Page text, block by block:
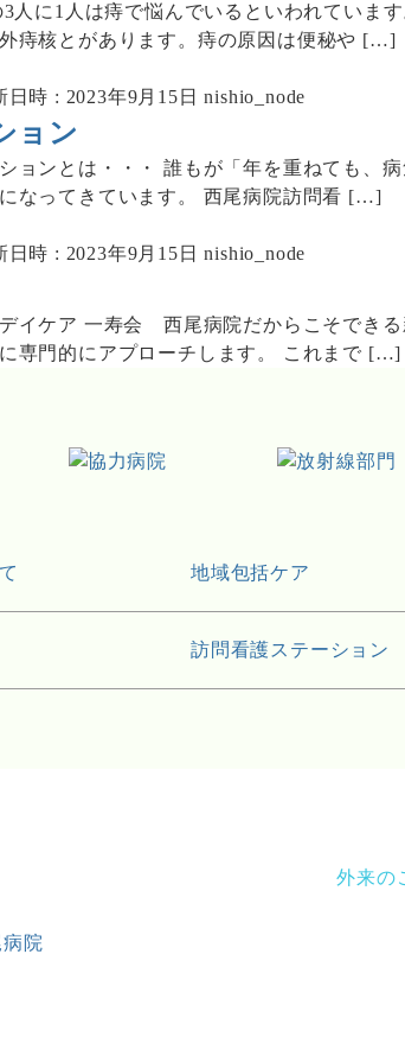
人に1人は痔で悩んでいるといわれていま
痔核とがあります。痔の原因は便秘や […]
日時 : 2023年9月15日 nishio_node
ョン
ョンとは・・・ 誰もが「年を重ねても、
なってきています。 西尾病院訪問看 […]
日時 : 2023年9月15日 nishio_node
イケア 一寿会 西尾病院だからこそでき
専門的にアプローチします。 これまで […]
地域包括ケア
訪問看護ステーション
外来の